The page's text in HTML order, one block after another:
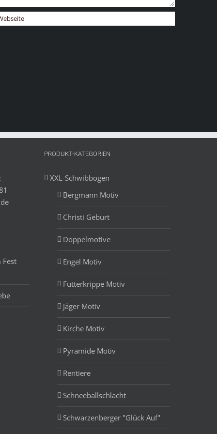
Fest
PRODUKT-KATEGORIEN
XXL-Schwibbogen
Bergmann Motiv
Christi Geburt
Doppelmotive
Engel Motiv
Futterkrippe Motiv
Jäger Motiv
Kirche Motiv
Pyramide Motiv
Rentiere
Schneeballschlacht
Schwarzenberger "Glück Auf"